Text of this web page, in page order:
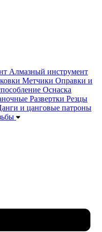
Алмазный инструмент
Метчики Оправки и
Оснаска
Развертки Резцы
и цанговые патроны